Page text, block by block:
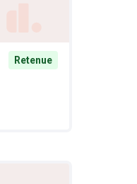
Retenue